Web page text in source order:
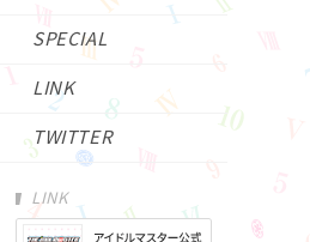
SPECIAL
LINK
TWITTER
LINK